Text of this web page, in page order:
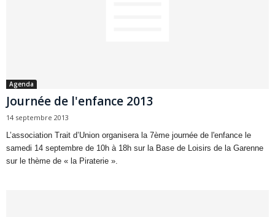
Agenda
Journée de l'enfance 2013
14 septembre 2013
L’association Trait d’Union organisera la 7ème journée de l'enfance le
samedi 14 septembre de 10h à 18h sur la Base de Loisirs de la Garenne
sur le thème de « la Piraterie ».